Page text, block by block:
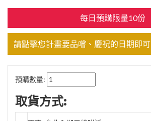
每日預購限量10份
請點擊您計畫要品嚐、慶祝的日期即可
預購數量:
取貨方式: